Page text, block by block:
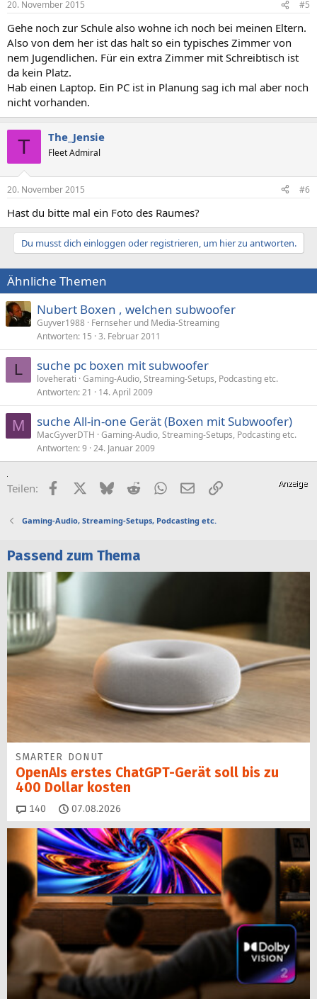
20. November 2015 #5
Gehe noch zur Schule also wohne ich noch bei meinen Eltern.
Also von dem her ist das halt so ein typisches Zimmer von
nem Jugendlichen. Für ein extra Zimmer mit Schreibtisch ist
da kein Platz.
Hab einen Laptop. Ein PC ist in Planung sag ich mal aber noch
nicht vorhanden.
T The_Jensie
Fleet Admiral
20. November 2015 #6
Hast du bitte mal ein Foto des Raumes?
Du musst dich einloggen oder registrieren, um hier zu antworten.
Ähnliche Themen
Nubert Boxen , welchen subwoofer
Guyver1988 Fernseher und Media-Streaming
Antworten 15 3. Februar 2011
L suche pc boxen mit subwoofer
loveherati Gaming-Audio, Streaming-Setups, Podcasting etc.
Antworten 21 14. April 2009
M suche All-in-one Gerät (Boxen mit Subwoofer)
MacGyverDTH Gaming-Audio, Streaming-Setups, Podcasting etc.
Antworten 9 24. Januar 2009
Teilen: FacebookX (Twitter)
BlueskyRedditWhatsApp
E-MailLink
Gaming-Audio, Streaming-Setups, Podcasting etc.
Passend zum Thema
SMARTER DONUT
OpenAIs erstes ChatGPT-Gerät soll bis zu
400 Dollar kosten
140 Kommentare
07.08.2026